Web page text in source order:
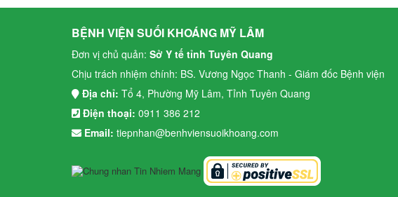
BỆNH VIỆN SUỐI KHOÁNG MỸ LÂM
Đơn vị chủ quản: Sở Y tế tỉnh Tuyên Quang
Chịu trách nhiệm chính: BS. Vương Ngọc Thanh - Giám đốc Bệnh viện
Địa chỉ: Tổ 4, Phường Mỹ Lâm, Tỉnh Tuyên Quang
Điện thoại: 0911 386 212
Email: tiepnhan@benhviensuoikhoang.com